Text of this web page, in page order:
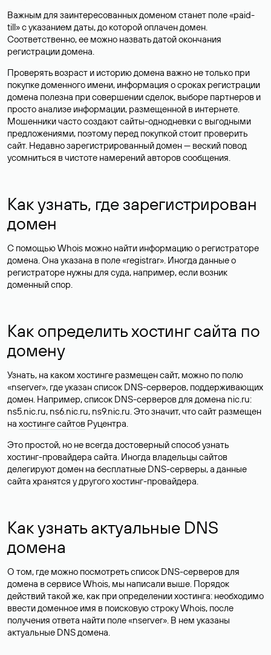
Важным для заинтересованных доменом станет поле «paid-
till» с указанием даты, до которой оплачен домен.
Соответственно, ее можно назвать датой окончания
регистрации домена.
Проверять возраст и историю домена важно не только при
покупке доменного имени, информация о сроках регистрации
домена полезна при совершении сделок, выборе партнеров и
просто анализе информации, размещенной в интернете.
Мошенники часто создают сайты-однодневки с выгодными
предложениями, поэтому перед покупкой стоит проверить
сайт. Недавно зарегистрированный домен — веский повод
усомниться в чистоте намерений авторов сообщения.
Как узнать, где зарегистрирован
домен
С помощью Whois можно найти информацию о регистраторе
домена. Она указана в поле «registrar». Иногда данные о
регистраторе нужны для суда, например, если возник
доменный спор.
Как определить хостинг сайта по
домену
Узнать, на каком хостинге размещен сайт, можно по полю
«nserver», где указан список DNS-серверов, поддерживающих
домен. Например, список DNS-серверов для домена nic.ru:
ns5.nic.ru, ns6.nic.ru, ns9.nic.ru. Это значит, что сайт размещен
на хостинге сайтов Руцентра.
Это простой, но не всегда достоверный способ узнать
хостинг-провайдера сайта. Иногда владельцы сайтов
делегируют домен на бесплатные DNS-серверы, а данные
сайта хранятся у другого хостинг-провайдера.
Как узнать актуальные DNS
домена
О том, где можно посмотреть список DNS-серверов для
домена в сервисе Whois, мы написали выше. Порядок
действий такой же, как при определении хостинга: необходимо
ввести доменное имя в поисковую строку Whois, после
получения ответа найти поле «nserver». В нем указаны
актуальные DNS домена.